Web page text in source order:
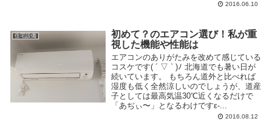
2016.06.10
住宅設備
初めて？のエアコン選び！私が重
視した機能や性能は
エアコンのありがたみを改めて感じている
コスケです( ´ ▽ ` )ﾉ 北海道でも暑い日が
続いています。 もちろん道外と比べれば
湿度も低く全然涼しいのでしょうが、道産
子としては最高気温30℃近くなるだけで
「あぢぃ〜」となるわけですε-...
2016.08.12